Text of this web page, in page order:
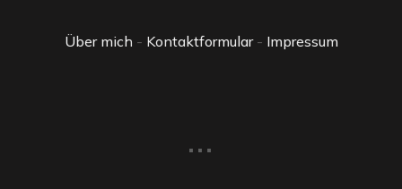
Über mich - Kontaktformular- Impressum
...